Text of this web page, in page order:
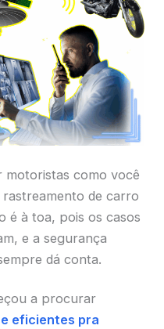
motoristas como você
de carro
é à toa, pois os casos
e a segurança
dá conta.
a procurar
eficientes pra